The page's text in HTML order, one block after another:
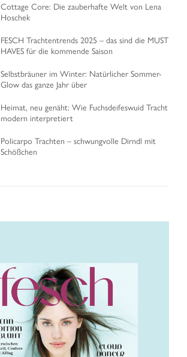
Cottage Core: Die zauberhafte Welt von Lena
Hoschek
FESCH Trachtentrends 2025 – das sind die MUST
HAVES für die kommende Saison
Selbstbräuner im Winter: Natürlicher Sommer-
Glow das ganze Jahr über
Heimat, neu genäht: Wie Fuchsdeifeswuid Tracht
modern interpretiert
Policarpo Trachten – schwungvolle Dirndl mit
Schößchen